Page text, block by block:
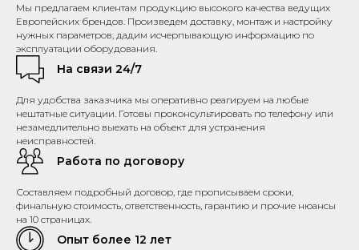
Мы предлагаем клиентам продукцию высокого качества ведущих
Европейских брендов. Произведем доставку, монтаж и настройку
нужных параметров, дадим исчерпывающую информацию по
эксплуатации оборудования.
На связи 24/7
Для удобства заказчика мы оперативно реагируем на любые
нештатные ситуации. Готовы проконсультировать по телефону или
незамедлительно выехать на объект для устранения
неисправностей.
Работа по договору
Составляем подробный договор, где прописываем сроки,
финальную стоимость, ответственность, гарантию и прочие нюансы
на 10 страницах.
Опыт более 12 лет